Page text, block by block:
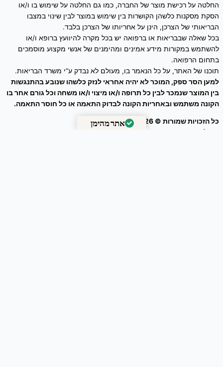
החלטה על רכישת מוצר של החברה, כמו גם החלטה על שימוש בו ו/או
הסקת מסקנות כלשהן הקושרות בין שימוש במוצר לבין שינוי במצבו
הבריאותי של הצרכן, הינן על אחריותו של הצרכן בלבד.
בכל שאלה שבבריאות או ברפואה יש בכל מקרה להיוועץ ברופא ו/או
להשתמש במקורות מידע אמינים ומהימנים של אנשי מקצוע מוסמכים
בתחום הרפואה.
תוכנו של האתר, על כל הנאמר בו, מעולם לא נבדק ע”י משרד הבריאות.
למען הסר ספק, המוכר לא יהיה אחראי לנזק כלשהו שנובע בהתנגשות
בין המוצר שנמכר לבין כל תרופה ו/או מיצוי ו/או משחה וכל גורם אחר בו
הקונה משתמש ובאחריות הקונה לבדוק התאמה או כל חוסר התאמה.
כל הזכויות שמורות © 2026
זרעים מציון
ניהול אתר – עיצוב ושיווק דיגיטלי :
אתר מהימן